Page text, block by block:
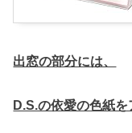
出窓の部分には、
D.S.の依愛の色紙を